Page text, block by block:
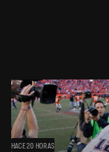
HACE 20 HORAS